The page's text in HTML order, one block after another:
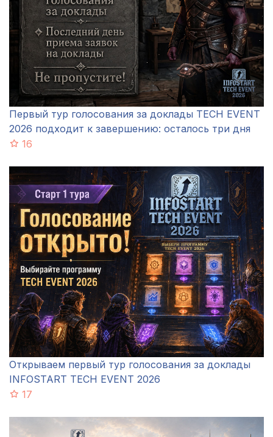
Первый тур голосования за доклады TECH EVENT
2026 подходит к завершению: осталось три дня
16
Открываем первый тур голосования за доклады
INFOSTART TECH EVENT 2026
17